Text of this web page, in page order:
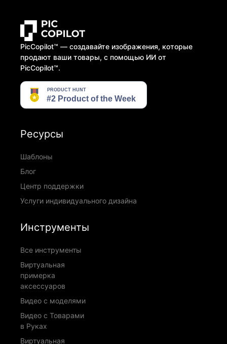
PicCopilot™️ — создавайте изображения, которые
продают ваши товары, с помощью ИИ от
PicCopilot™️.
Ресурсы
Шаблоны
Блог
Центр поддержки
Услуги индивидуального дизайна
Инструменты
Все инструменты
Виртуальная
примерка
аксессуаров
Видео с моделями
Видео с Товарами
в Руках
Виртуальная